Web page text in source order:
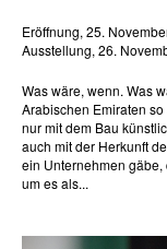
Eröffnung, 25.
Ausstellung, 26.
Was wäre, wenn. Was
Arabischen Emiraten
nur mit dem Bau
auch mit der Herkunft
ein Unternehmen
um es als...